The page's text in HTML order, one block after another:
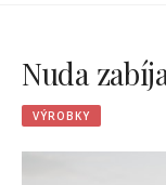
Nuda
VÝROBKY